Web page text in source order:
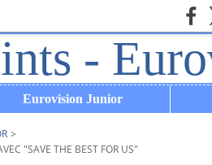
Eurovision Junior
>
"SAVE THE BEST FOR US"